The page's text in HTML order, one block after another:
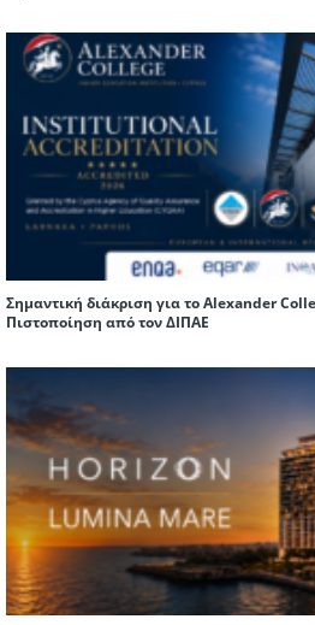
Σημαντική διάκριση για το Alexander
Πιστοποίηση από τον ΔΙΠΑΕ